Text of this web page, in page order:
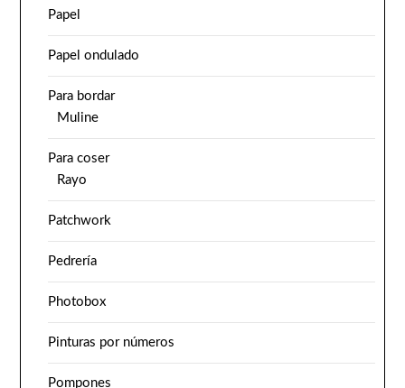
Papel
Papel ondulado
Para bordar
Muline
Para coser
Rayo
Patchwork
Pedrería
Photobox
Pinturas por números
Pompones